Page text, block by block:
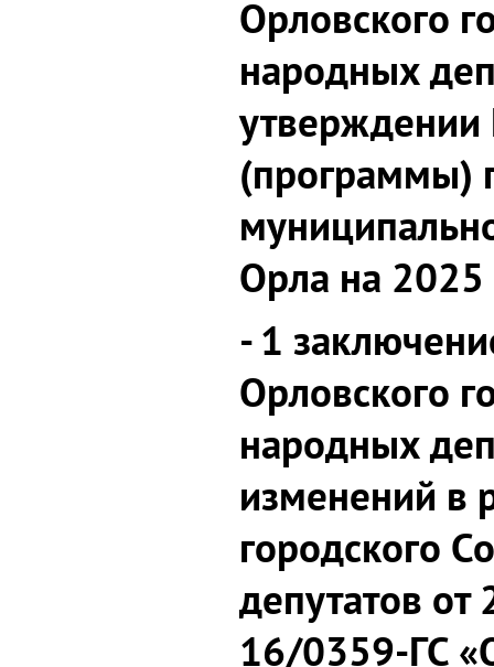
Орловского
народных
утверждении
(программы)
Орла на 2025
- 1
Орловского
народных
изменений в
городского
депутатов
16/0359-ГС